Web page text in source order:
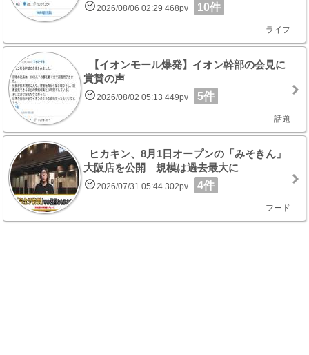
2026/08/06 02:29 468pv 10件
ライフ
【イオンモール爆発】イオン幹部の会見に
賞賛の声
2026/08/02 05:13 449pv 5件
話題
ヒカキン、8月1日オープンの「みそきん」
大阪店を公開 規模は過去最大に
2026/07/31 05:44 302pv 4件
フード